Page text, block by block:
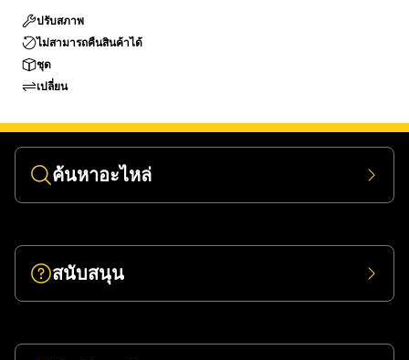
ปรับสภาพ
ไม่สามารถคืนสินค้าได้
ชุด
เปลี่ยน
ค้นหาอะไหล่
สนับสนุน